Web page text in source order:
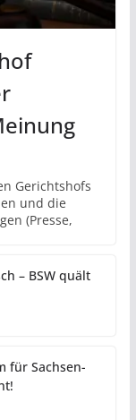
Gerichtshofs
und die
(Presse,
– BSW quält
für Sachsen-